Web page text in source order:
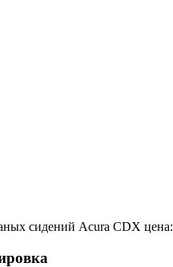
сидений Acura CDX цена: